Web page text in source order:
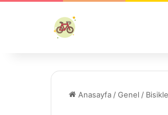
Anasayfa /Genel /